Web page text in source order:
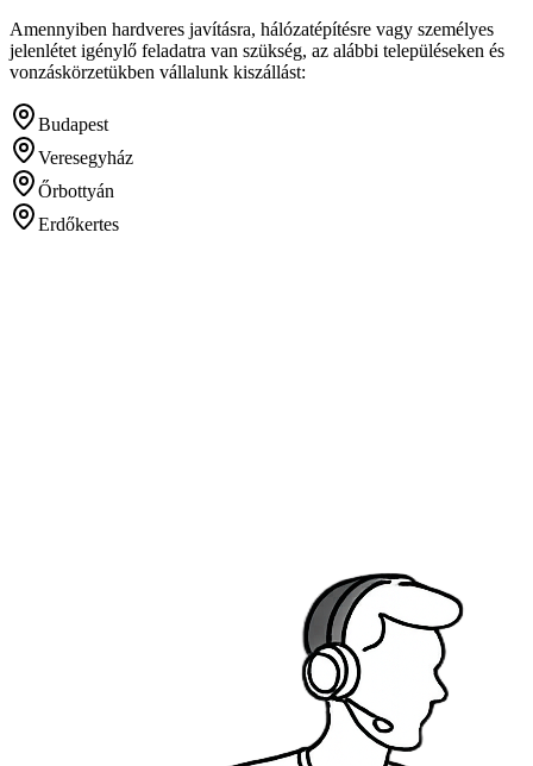
Amennyiben hardveres javításra, hálózatépítésre vagy személyes
jelenlétet igénylő feladatra van szükség, az alábbi településeken és
vonzáskörzetükben vállalunk kiszállást:
Budapest
Veresegyház
Őrbottyán
Erdőkertes